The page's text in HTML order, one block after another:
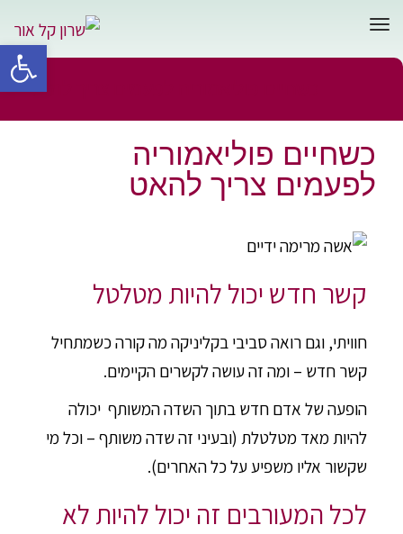
תפריט
כשחיים פוליאמוריה לפעמים צריך להאט
ראשי » יחסים מאפשרים » כשחיים פוליאמוריה לפעמים צריך להאט
כשחיים פוליאמוריה
לפעמים צריך להאט
קשר חדש יכול להיות מטלטל
חוויתי, וגם רואה סביבי בקליניקה מה קורה כשמתחיל
קשר חדש – ומה זה עושה לקשרים הקיימים.
הופעה של אדם חדש בתוך השדה המשותף יכולה
להיות מאד מטלטלת (ובעיני זה שדה משותף – וכל מי
שקשור אליו משפיע על כל האחרים).
לכל המעורבים זה יכול להיות לא
פתח